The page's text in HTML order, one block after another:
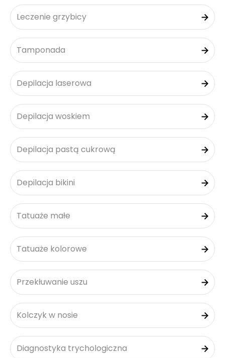
Leczenie grzybicy
Tamponada
Depilacja laserowa
Depilacja woskiem
Depilacja pastą cukrową
Depilacja bikini
Tatuaże małe
Tatuaże kolorowe
Przekłuwanie uszu
Kolczyk w nosie
Diagnostyka trychologiczna